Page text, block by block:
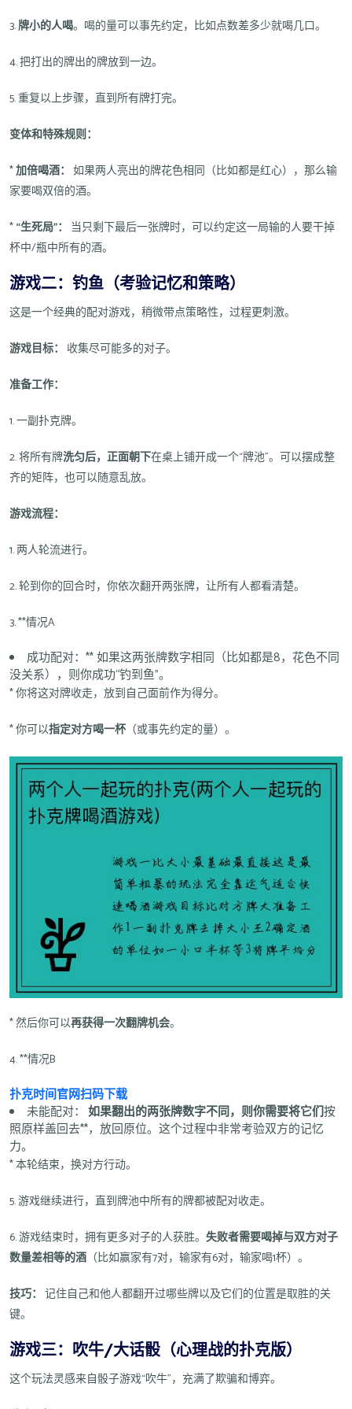
3.牌小的人喝。喝的量可以事先约定，比如点数差多少就喝几口。
4. 把打出的牌出的牌放到一边。
5. 重复以上步骤，直到所有牌打完。
变体和特殊规则：
*加倍喝酒： 如果两人亮出的牌花色相同（比如都是红心），那么输
家要喝双倍的酒。
*“生死局”： 当只剩下最后一张牌时，可以约定这一局输的人要干掉
杯中/瓶中所有的酒。
游戏二：钓鱼（考验记忆和策略）
这是一个经典的配对游戏，稍微带点策略性，过程更刺激。
游戏目标： 收集尽可能多的对子。
准备工作：
1. 一副扑克牌。
2. 将所有牌洗匀后，正面朝下在桌上铺开成一个“牌池”。可以摆成整
齐的矩阵，也可以随意乱放。
游戏流程：
1. 两人轮流进行。
2. 轮到你的回合时，你依次翻开两张牌，让所有人都看清楚。
3. **情况A
成功配对：** 如果这两张牌数字相同（比如都是8，花色不同
没关系），则你成功“钓到鱼”。
* 你将这对牌收走，放到自己面前作为得分。
* 你可以指定对方喝一杯 （或事先约定的量）。
* 然后你可以再获得一次翻牌机会。
4. **情况B
扑克时间官网扫码下载
未能配对： 如果翻出的两张牌数字不同，则你需要将它们按
照原样盖回去**，放回原位。这个过程中非常考验双方的记忆
力。
* 本轮结束，换对方行动。
5. 游戏继续进行，直到牌池中所有的牌都被配对收走。
6. 游戏结束时，拥有更多对子的人获胜。 失败者需要喝掉与双方对子
数量差相等的酒 （比如赢家有7对，输家有6对，输家喝1杯）。
技巧： 记住自己和他人都翻开过哪些牌以及它们的位置是取胜的关
键。
游戏三：吹牛/大话骰（心理战的扑克版）
这个玩法灵感来自骰子游戏“吹牛”，充满了欺骗和博弈。